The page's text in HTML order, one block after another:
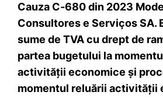
Cauza C‑680 din 2023
Consultores e Serviços SA.
sume de TVA cu drept de
partea bugetului la
activității economice și
momentul reluării activității